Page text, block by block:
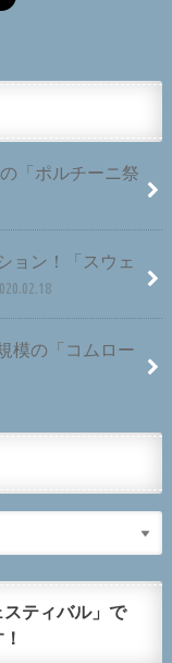
「ポルチーニ祭
ョン！「スウェ
模の「コムロー
スティバル」で